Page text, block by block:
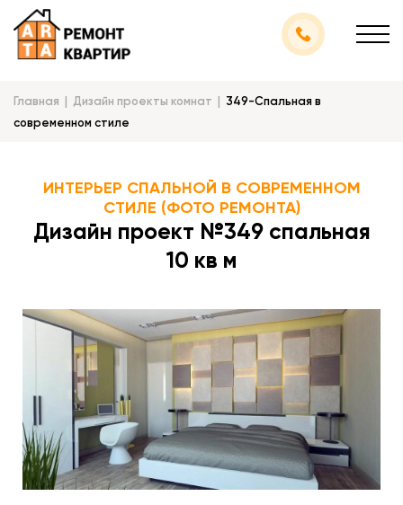
Главная Дизайн проекты комнат
349-Спальная в
современном стиле
ИНТЕРЬЕР СПАЛЬНОЙ В СОВРЕМЕННОМ
СТИЛЕ (ФОТО РЕМОНТА)
Дизайн проект №349 спальная
10 кв м